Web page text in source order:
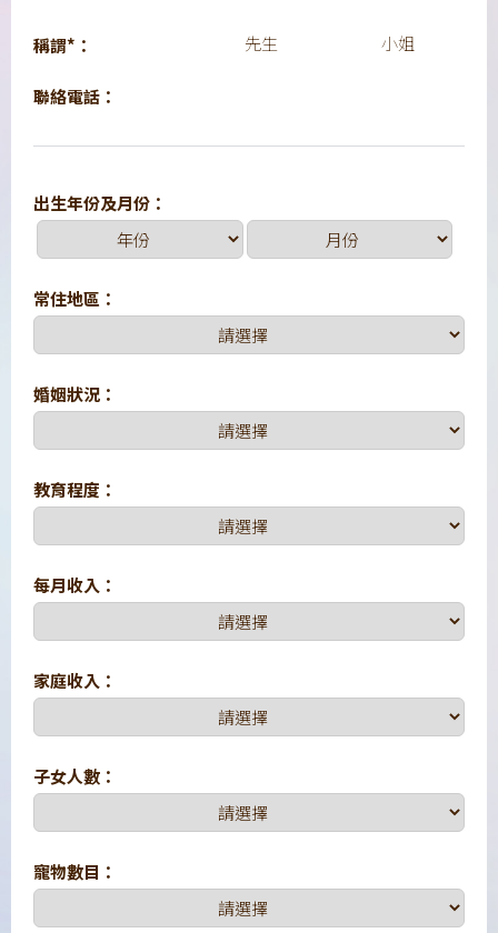
稱謂*： 先生 小姐
聯絡電話：
出生年份及月份：
常住地區：
婚姻狀況：
教育程度：
每月收入：
家庭收入：
子女人數：
寵物數目：